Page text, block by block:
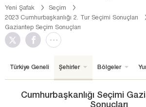
Yeni Şafak
Seçim
2023 Cumhurbaşkanlığı 2. Tur Seçimi Sonuçları
Gaziantep Seçim Sonuçları
Türkiye Geneli Şehirler Bölgeler
Cumhurbaşkanlığı Seçimi
Sonuçları